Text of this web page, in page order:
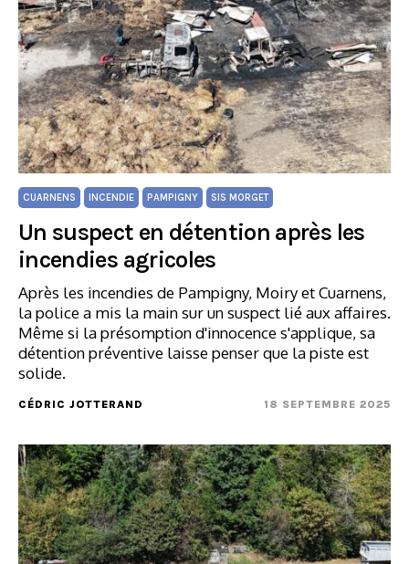
CUARNENS INCENDIE PAMPIGNY SIS MORGET
Un suspect en détention après les
incendies agricoles
Après les incendies de Pampigny, Moiry et Cuarnens,
la police a mis la main sur un suspect lié aux affaires.
Même si la présomption d'innocence s'applique, sa
détention préventive laisse penser que la piste est
solide.
CÉDRIC JOTTERAND 18 SEPTEMBRE 2025